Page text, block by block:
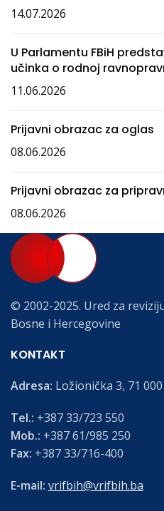
14.07.2026
U Parlamentu FBiH
učinka o rodnoj
11.06.2026
Prijavni obrazac za oglas
08.06.2026
Prijavni obrazac za
08.06.2026
© 2002-2025. Ured za
Bosne i Hercegovine
KONTAKT
Adresa: Ložionička 3, 71
Tel.: +387 33/723 550
Mob.: +387 61/985 250
Fax: +387 33/716-400
E-mail: vrifbih@vrifbih.ba